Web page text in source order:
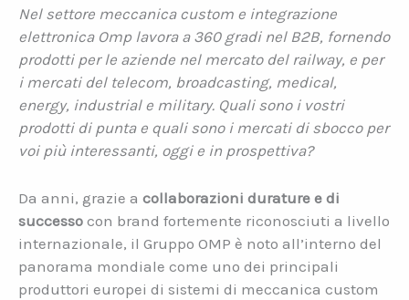
Nel settore meccanica custom e integrazione
elettronica Omp lavora a 360 gradi nel B2B, fornendo
prodotti per le aziende nel mercato del railway, e per
i mercati del telecom, broadcasting, medical,
energy, industrial e military. Quali sono i vostri
prodotti di punta e quali sono i mercati di sbocco per
voi più interessanti, oggi e in prospettiva?
Da anni, grazie a collaborazioni durature e di
successo con brand fortemente riconosciuti a livello
internazionale, il Gruppo OMP è noto all’interno del
panorama mondiale come uno dei principali
produttori europei di sistemi di meccanica custom